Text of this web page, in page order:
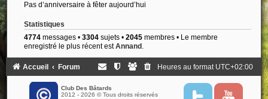
Pas d’anniversaire à fêter aujourd’hui
Statistiques
4774messages • 3304sujets • 2045membres • Le membre
enregistré le plus récent estAnnand.
Accueil Forum Heures au format UTC+02:00
Club Des Bâtards
2012 - 2026 © Tous droits réservés